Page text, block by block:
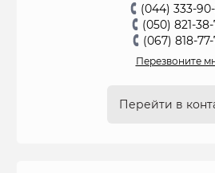
(044) 333-
(050) 821-
(067) 818-
Перезвоните
Перейти в